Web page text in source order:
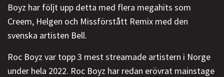
Boyz har följt upp detta med flera megahits som
Creem, Helgen och Missförstått Remix med den
svenska artisten Bell.
Roc Boyz var topp 3 mest streamade artistern i Norge
under hela 2022. Roc Boyz har redan erövrat mainstage